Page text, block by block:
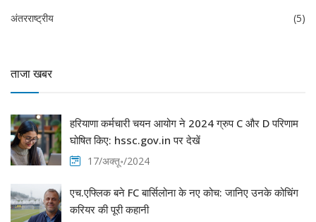
अंतरराष्ट्रीय (5)
ताजा खबर
हरियाणा कर्मचारी चयन आयोग ने 2024 ग्रुप C और D परिणाम
घोषित किए: hssc.gov.in पर देखें
17/अक्तू॰/2024
एच.एफ्लिक बने FC बार्सिलोना के नए कोच: जानिए उनके कोचिंग
करियर की पूरी कहानी